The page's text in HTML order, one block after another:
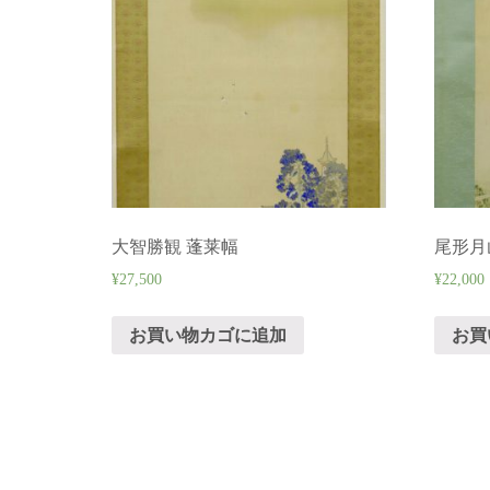
大智勝観 蓬莱幅
¥27,500
お買い物カゴに追加
尾形
¥22,000
お